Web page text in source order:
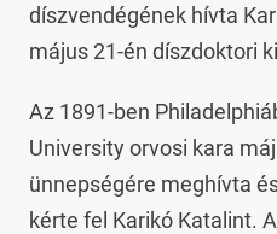
díszvendégének hívta
május 21-én díszdoktori
Az 1891-ben
University orvosi kara
ünnepségére meghívta
kérte fel Karikó Katalint.